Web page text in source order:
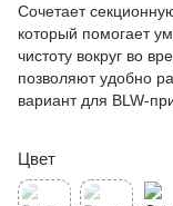
Сочетает
который помогает
чистоту вокруг во
позволяют удобно
вариант для BLW-
Цвет